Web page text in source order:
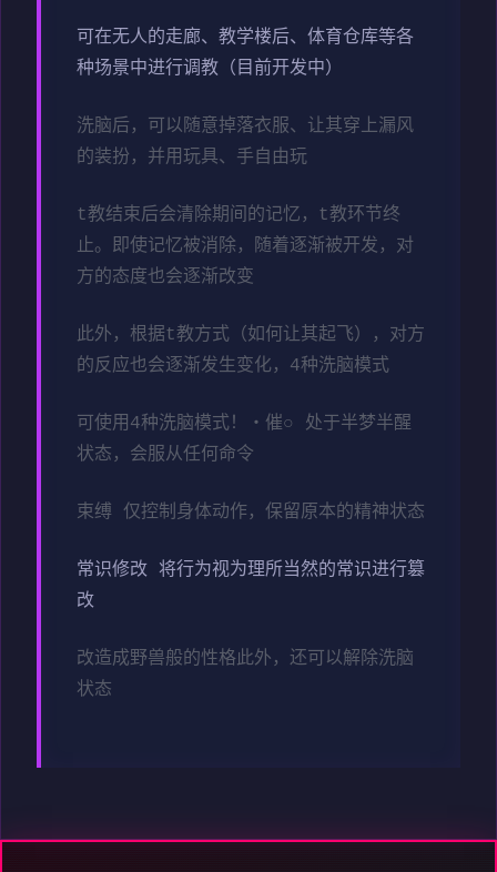
可在无人的走廊、教学楼后、体育仓库等各
种场景中进行调教（目前开发中）
洗脑后，可以随意掉落衣服、让其穿上漏风
的装扮，并用玩具、手自由玩
t教结束后会清除期间的记忆，t教环节终
止。即使记忆被消除，随着逐渐被开发，对
方的态度也会逐渐改变
此外，根据t教方式（如何让其起飞），对方
的反应也会逐渐发生变化，4种洗脑模式
可使用4种洗脑模式！・催○ 处于半梦半醒
状态，会服从任何命令
束缚 仅控制身体动作，保留原本的精神状态
常识修改 将行为视为理所当然的常识进行篡
改
改造成野兽般的性格此外，还可以解除洗脑
状态